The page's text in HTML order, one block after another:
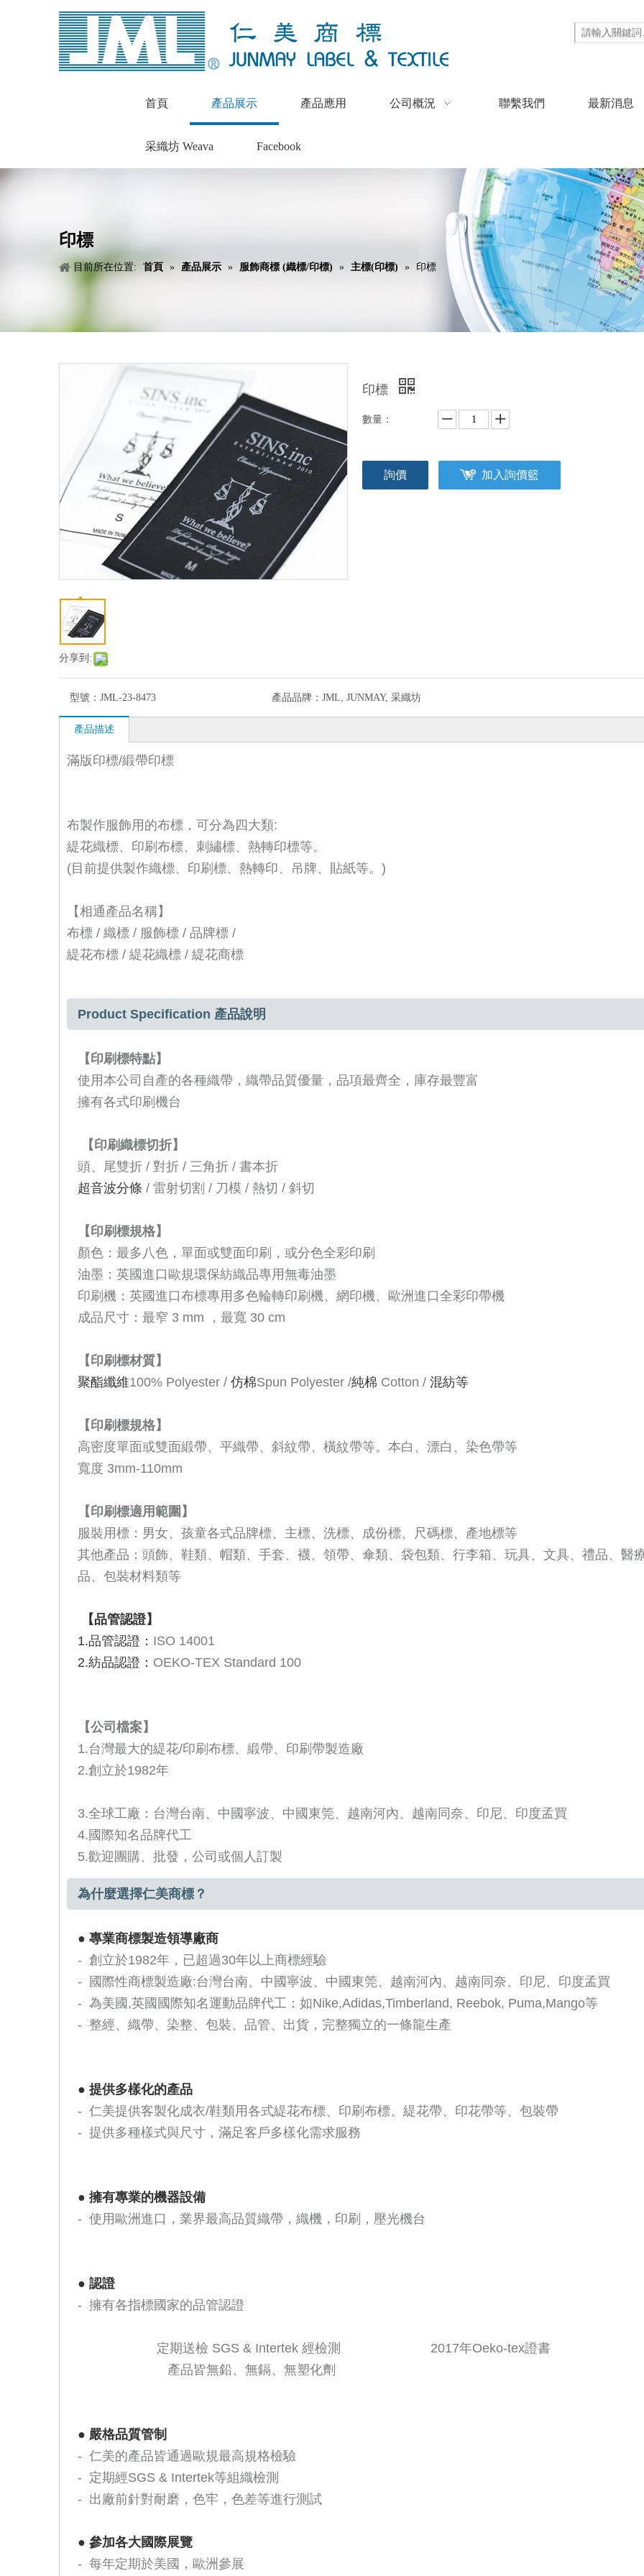
首頁 產品展示 產品應用 公司概況 聯繫我們 最新消息
采織坊 Weava Facebook
印標
目前所在位置: 首頁 » 產品展示 » 服飾商標 (織標/印標) » 主標(印標) » 印標
分享到:
印標
數量：
詢價 加入詢價籃
型號： JML-23-8473 產品品牌： JML, JUNMAY, 采織坊
產品描述
滿版印標/緞帶印標
布製作服飾用的布標，可分為四大類:
緹花織標、印刷布標、刺繡標、熱轉印標等。
(目前提供製作織標、印刷標、熱轉印、吊牌、貼紙等。)
【相通產品名稱】
布標 / 織標 / 服飾標 / 品牌標 /
緹花布標 / 緹花織標 / 緹花商標
Product Specification 產品說明
【印刷標特點】
使用本公司自產的各種織帶，織帶品質優量，品項最齊全，庫存最豐富
擁有各式印刷機台
【印刷織標切折】
頭、尾雙折 / 對折 / 三角折 / 書本折
超音波分條 / 雷射切割 / 刀模 / 熱切 / 斜切
【印刷標規格】
顏色：最多八色，單面或雙面印刷，或分色全彩印刷
油墨： 英國進口 歐規環保紡織品專用無毒油墨
印刷機： 英國進口布標專用多色輪轉印刷機、網印機、歐洲進口全彩印帶機
成品尺寸：最窄 3 mm ，最寬 30 cm
【印刷標材質】
聚酯纖維100% Polyester / 仿棉Spun Polyester /純棉 Cotton / 混紡等
【印刷標規格】
高密度單面或雙面緞帶、平織帶、斜紋帶、橫紋帶等。本白、漂白、染色帶等
寬度 3mm-110mm
【印刷標適用範圍】
服裝用標：男女、孩童各式品牌標、主標、洗標、成份標、尺碼標、產地標等
其他產品：頭飾、鞋類、帽類、手套、襪、領帶、傘類、袋包類、行李箱、玩具、文具、禮品、醫
品、包裝材料類等
【品管認證】
1.品管認證： ISO 14001
2.紡品認證： OEKO-TEX Standard 100
【公司檔案】
1.台灣最大的緹花/印刷布標、緞帶、印刷帶製造廠
2.創立於1982年
3.全球工廠：台灣台南、中國寧波、中國東筦、越南河內、越南同奈、印尼、印度孟買
4.國際知名品牌代工
5.歡迎團購、批發，公司或個人訂製
為什麼選擇仁美商標？
● 專業商標製造領導廠商
- 創立於1982年，已超過30年以上商標經驗
- 國際性商標製造廠:台灣台南、中國寧波、中國東筦、越南河內、越南同奈、印尼、印度孟買
- 為美國,英國國際知名運動品牌代工：如Nike,Adidas,Timberland, Reebok, Puma,Mango等
- 整經、織帶、染整、包裝、品管、出貨，完整獨立的一條龍生產
● 提供多樣化的產品
- 仁美提供客製化成衣/鞋類用各式緹花布標、印刷布標、緹花帶、印花帶等、包裝帶
- 提供多種樣式與尺寸，滿足客戶多樣化需求服務
● 擁有專業的機器設備
- 使用歐洲進口，業界最高品質織帶，織機，印刷，壓光機台
● 認證
- 擁有各指標國家的品管認證
定期送檢 SGS & Intertek 經檢測 2017年Oeko-tex證書
產品皆無鉛、無鎘、無塑化劑
● 嚴格品質管制
- 仁美的產品皆通過歐規最高規格檢驗
- 定期經SGS & Intertek等組織檢測
- 出廠前針對耐磨，色牢，色差等進行測試
● 參加各大國際展覽
- 每年定期於美國，歐洲參展